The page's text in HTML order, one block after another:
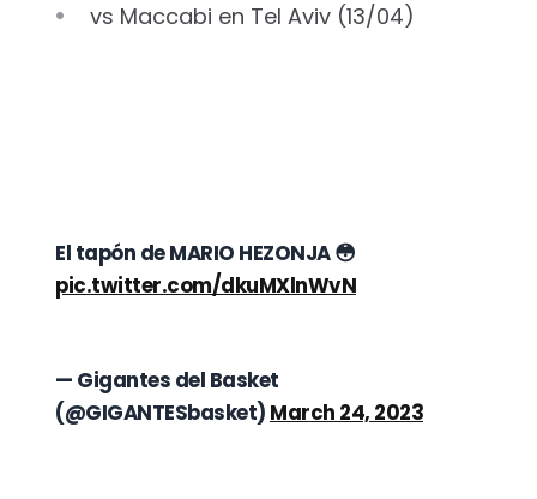
vs Maccabi en Tel Aviv (13/04)
El tapón de MARIO HEZONJA 😳
pic.twitter.com/dkuMXlnWvN
— Gigantes del Basket
(@GIGANTESbasket) March 24, 2023